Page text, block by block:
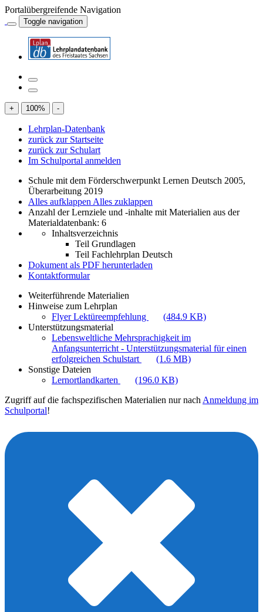
Portalübergreifende Navigation
Toggle navigation
+ 100% -
Lehrplan-Datenbank
zurück zur Startseite
zurück zur Schulart
Im Schulportal anmelden
Schule mit dem Förderschwerpunkt Lernen Deutsch 2005,
Überarbeitung 2019
Alles aufklappen Alles zuklappen
Anzahl der Lernziele und -inhalte mit Materialien aus der
Materialdatenbank: 6
Inhaltsverzeichnis
Teil Grundlagen
Teil Fachlehrplan Deutsch
Dokument als PDF herunterladen
Kontaktformular
Weiterführende Materialien
Hinweise zum Lehrplan
Flyer Lektüreempfehlung
(484.9 KB)
Unterstützungsmaterial
Lebensweltliche Mehrsprachigkeit im
Anfangsunterricht - Unterstützungsmaterial für einen
erfolgreichen Schulstart
(1.6 MB)
Sonstige Dateien
Lernortlandkarten
(196.0 KB)
Zugriff auf die fachspezifischen Materialien nur nach Anmeldung im
Schulportal!